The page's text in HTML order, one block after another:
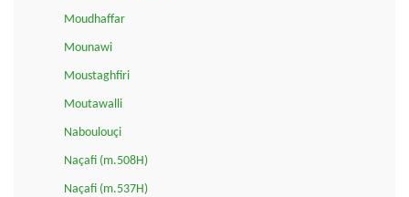
Moudhaffar
Mounawi
Moustaghfiri
Moutawalli
Naboulouçi
Naçafi (m.508H)
Naçafi (m.537H)